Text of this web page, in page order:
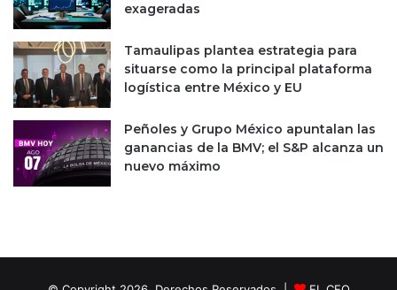
exageradas
Tamaulipas plantea estrategia para
situarse como la principal plataforma
logística entre México y EU
Peñoles y Grupo México apuntalan las
ganancias de la BMV; el S&P alcanza un
nuevo máximo